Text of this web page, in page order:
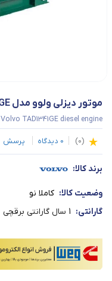
موتور دیزلی ولوو مدل TAD1341GE
Volvo TAD1341GE diesel engine
(
0
)
0 دیدگاه پرسش
برند کالا:
وضعیت کالا: کاملا نو
گارانتی: 1 سال گارانتی برقچی